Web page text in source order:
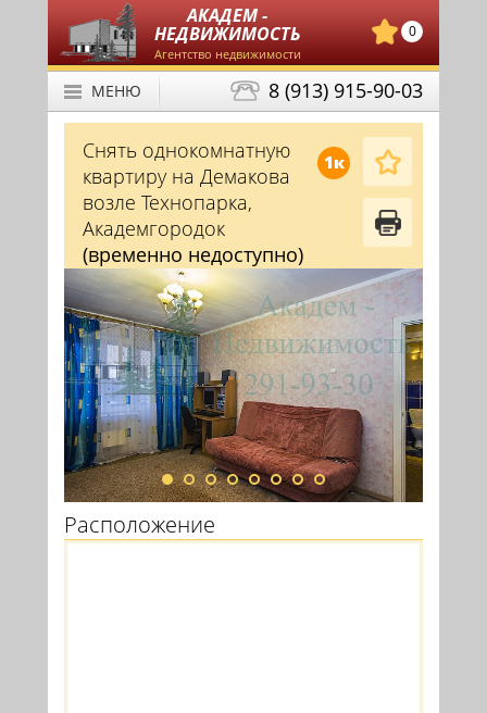
АКАДЕМ -
НЕДВИЖИМОСТЬ
Агентство недвижимости
0
8 (913) 915-90-03
МЕНЮ
1к
Снять однокомнатную
квартиру на Демакова
возле Технопарка,
Академгородок
(временно недоступно)
Расположение